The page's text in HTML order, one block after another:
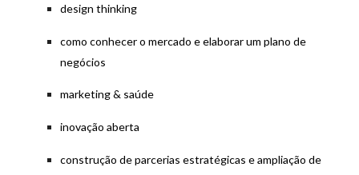
design thinking
como conhecer o mercado e elaborar um plano de
negócios
marketing & saúde
inovação aberta
construção de parcerias estratégicas e ampliação de